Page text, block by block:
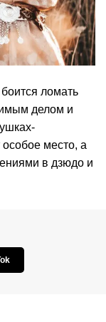
ломать
делом и
место, а
в дзюдо и